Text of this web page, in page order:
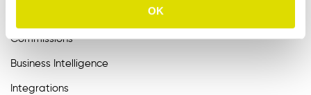
OK
Commissions
Business Intelligence
Integrations